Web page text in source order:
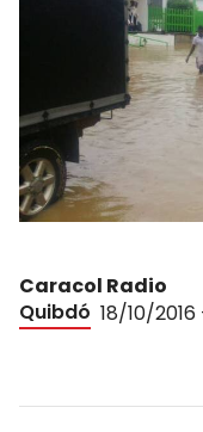
Caracol Radio
Quibdó 18/10/2016